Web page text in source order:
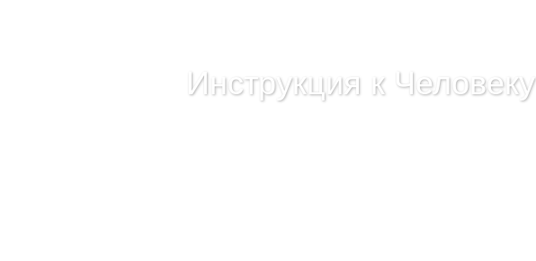
Инструкция к Человеку